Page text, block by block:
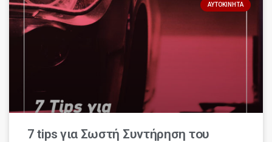
ΑΥΤΟΚΊΝΗΤΑ
7 tips για Σωστή Συντήρηση του